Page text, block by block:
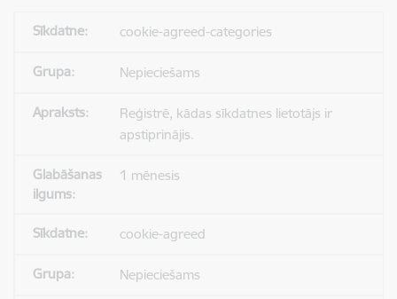
cookie-agreed-categories
Nepieciešams
Reģistrē, kādas sīkdatnes lietotājs ir
apstiprinājis.
1 mēnesis
cookie-agreed
Nepieciešams